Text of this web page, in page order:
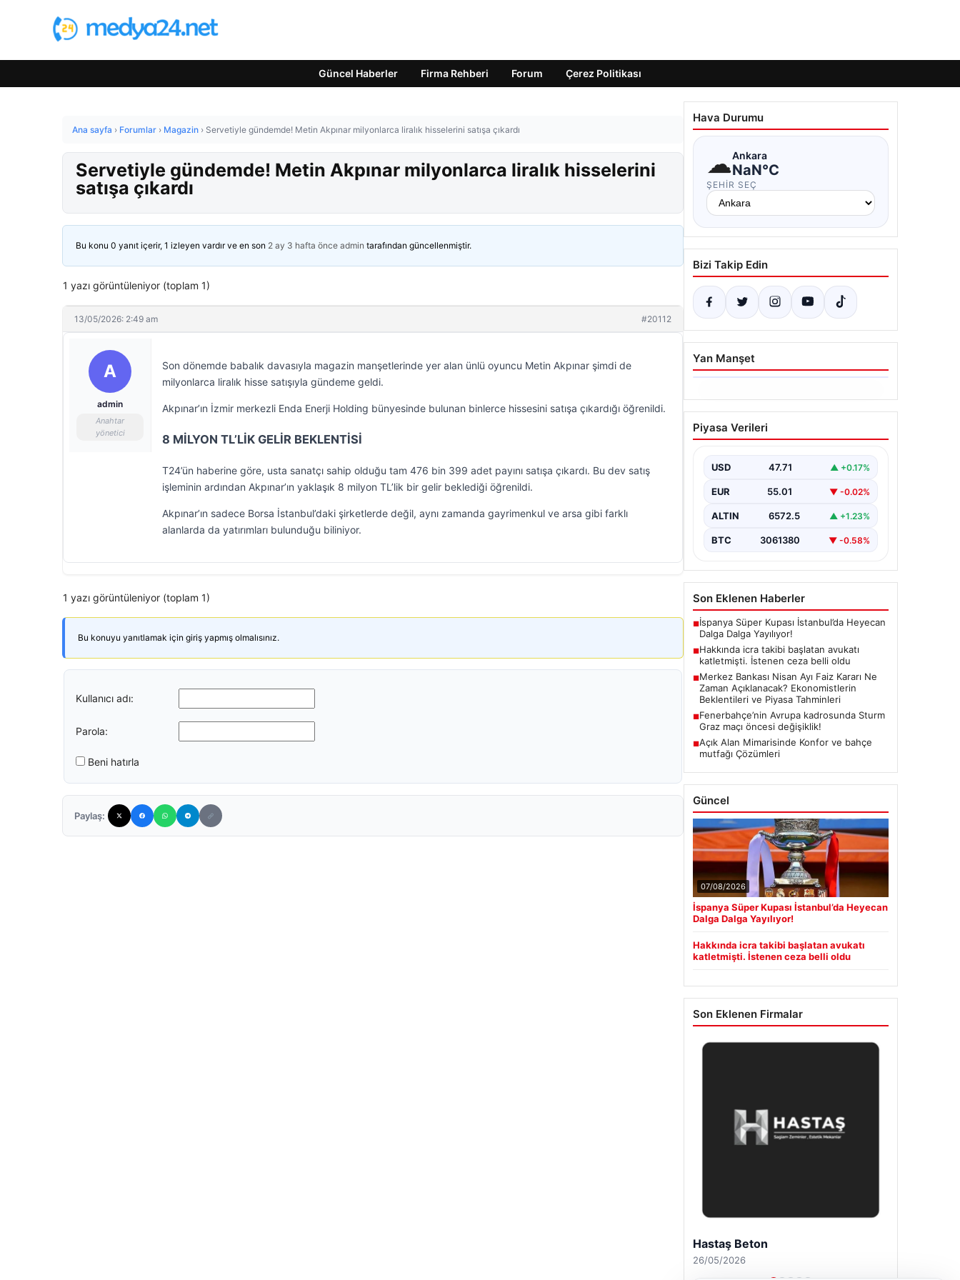
Güncel Haberler Firma Rehberi Forum Çerez Politikası
Ana sayfa › Forumlar › Magazin › Servetiyle gündemde! Metin Akpınar milyonlarca liralık hisselerini satışa çıkardı
Servetiyle gündemde! Metin Akpınar milyonlarca liralık hisselerini
satışa çıkardı
Bu konu 0 yanıt içerir, 1 izleyen vardır ve en son 2 ay 3 hafta önce admin tarafından güncellenmiştir.
1 yazı görüntüleniyor (toplam 1)
13/05/2026: 2:49 am #20112
A
admin
Anahtar
yönetici
Son dönemde babalık davasıyla magazin manşetlerinde yer alan ünlü oyuncu Metin Akpınar şimdi de
milyonlarca liralık hisse satışıyla gündeme geldi.
Akpınar’ın İzmir merkezli Enda Enerji Holding bünyesinde bulunan binlerce hissesini satışa çıkardığı öğrenildi.
8 MİLYON TL’LİK GELİR BEKLENTİSİ
T24’ün haberine göre, usta sanatçı sahip olduğu tam 476 bin 399 adet payını satışa çıkardı. Bu dev satış
işleminin ardından Akpınar’ın yaklaşık 8 milyon TL’lik bir gelir beklediği öğrenildi.
Akpınar’ın sadece Borsa İstanbul’daki şirketlerde değil, aynı zamanda gayrimenkul ve arsa gibi farklı
alanlarda da yatırımları bulunduğu biliniyor.
1 yazı görüntüleniyor (toplam 1)
Bu konuyu yanıtlamak için giriş yapmış olmalısınız.
Kullanıcı adı:
Parola:
Beni hatırla
Paylaş:
Hava Durumu
☁Ankara
NaN°C
ŞEHIR SEÇ
Bizi Takip Edin
Yan Manşet
06.08.2026
Hakkında icra takibi
başlatan avukatı
belli oldu
{"title": "İcra Takibine Zarar Verme
Nedeniyle Avukata Yönelik Silahlı
"content":…
Piyasa Verileri
USD 47.71 ▲ +0.17%
EUR 55.01 ▼ -0.02%
ALTIN 6572.5 ▲ +1.23%
BTC 3061380 ▼ -0.58%
Son Eklenen Haberler
■İspanya Süper Kupası İstanbul’da Heyecan
Dalga Dalga Yayılıyor!
■Hakkında icra takibi başlatan avukatı
katletmişti. İstenen ceza belli oldu
■Merkez Bankası Nisan Ayı Faiz Kararı Ne
Zaman Açıklanacak? Ekonomistlerin
Beklentileri ve Piyasa Tahminleri
■Fenerbahçe’nin Avrupa kadrosunda Sturm
Graz maçı öncesi değişiklik!
■Açık Alan Mimarisinde Konfor ve bahçe
mutfağı Çözümleri
Güncel
07/08/2026
İspanya Süper Kupası İstanbul’da Heyecan
Dalga Dalga Yayılıyor!
Hakkında icra takibi başlatan avukatı
katletmişti. İstenen ceza belli oldu
Son Eklenen Firmalar
Hastaş Beton
26/05/2026